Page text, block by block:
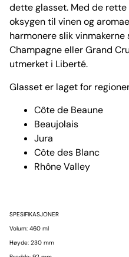
dette glasset. Med de
oksygen til vinen og
harmonere slik vinmakerne
Champagne eller Grand
utmerket i Liberté.
Glasset er laget for
Côte de Beaune
Beaujolais
Jura
Côte des Blanc
Rhône Valley
SPESIFIKASJONER
Volum: 460 ml
Høyde: 230 mm